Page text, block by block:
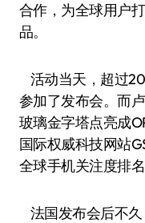
合作，为全球用户
品。
活动当天，超过
参加了发布会。而
玻璃金字塔点亮成
国际权威科技网站
全球手机关注度排名
法国发布会后不久